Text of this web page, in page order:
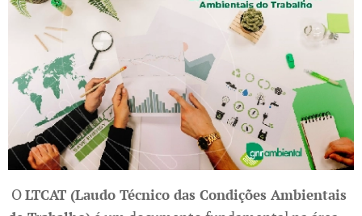
OLTCAT (Laudo Técnico das Condições Ambientais